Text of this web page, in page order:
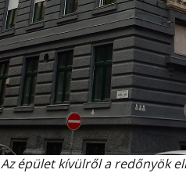
Az épület kívülről a redőnyök